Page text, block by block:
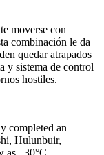
moverse con
combinación le da
quedar atrapados
y sistema de control
hostiles.
completed an
Hulunbuir,
as –30°C.